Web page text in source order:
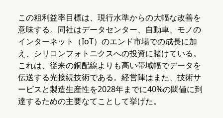
この粗利益率目標は、現行水準からの大幅な改善を
意味する。同社はデータセンター、自動車、モノの
インターネット（IoT）のエンド市場での成長に加
え、シリコンフォトニクスへの投資に賭けている。
これは、従来の銅配線よりも高い帯域幅でデータを
伝送する光接続技術である。経営陣はまた、技術サ
ービスと製造生産性を2028年までに40%の閾値に到
達するための主要なてことして挙げた。